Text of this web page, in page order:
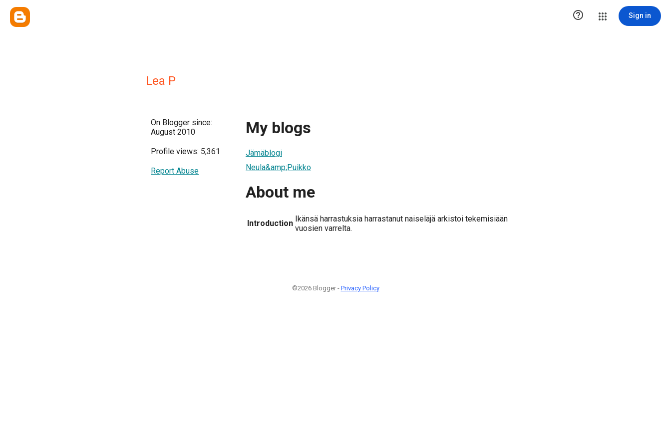
 Sign in
Lea P
On Blogger since:
August 2010
Profile views: 5,361
Report Abuse
My blogs
Jämäblogi
Neula&amp;Puikko
About me
Introduction Ikänsä harrastuksia harrastanut naiseläjä arkistoi tekemisiään
vuosien varrelta.
©2026 Blogger - Privacy Policy